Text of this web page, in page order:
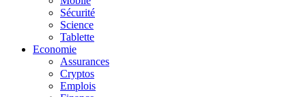
Sécurité
Science
Tablette
Economie
Assurances
Cryptos
Emplois